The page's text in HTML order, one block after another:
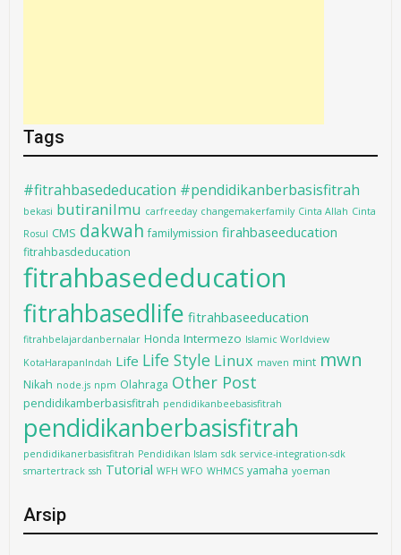
Tags
#fitrahbasededucation #pendidikanberbasisfitrah
bekasi butiranilmu carfreeday changemakerfamily Cinta Allah Cinta
Rosul CMS dakwah familymission firahbaseeducation
fitrahbasdeducation
fitrahbasededucation
fitrahbasedlife fitrahbaseeducation
fitrahbelajardanbernalar Honda Intermezo Islamic Worldview
KotaHarapanIndah Life Life Style Linux maven mint mwn
Nikah node.js npm Olahraga Other Post
pendidikamberbasisfitrah pendidikanbeebasisfitrah
pendidikanberbasisfitrah
pendidikanerbasisfitrah Pendidikan Islam sdk service-integration-sdk
smartertrack ssh Tutorial WFH WFO WHMCS yamaha yoeman
Arsip